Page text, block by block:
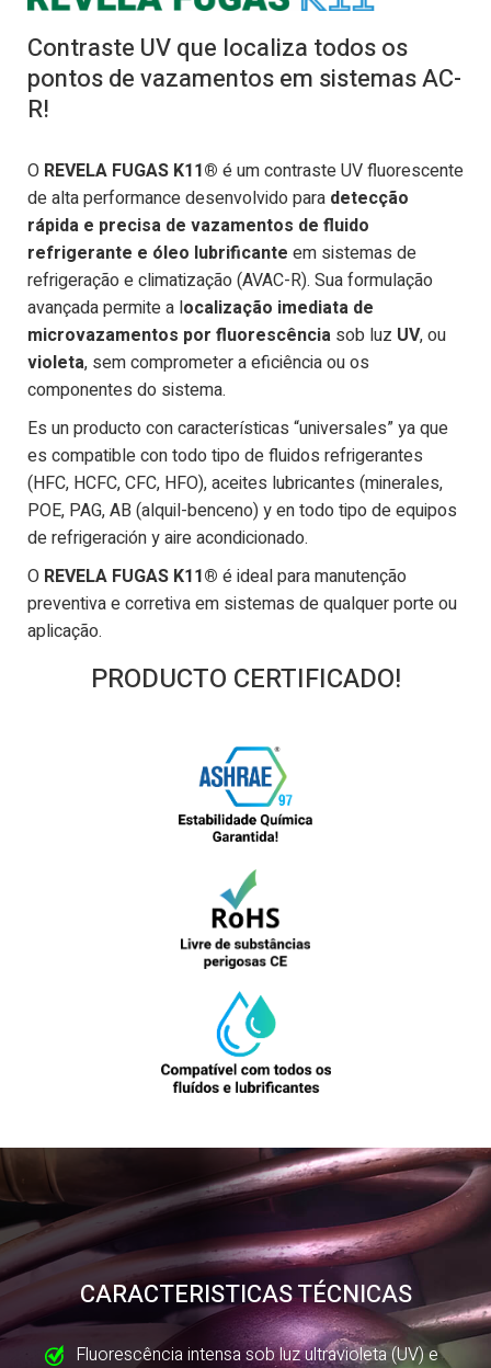
Contraste UV que localiza todos os
pontos de vazamentos em sistemas AC-
R!
O REVELA FUGAS K11® é um contraste UV fluorescente
de alta performance desenvolvido para detecção
rápida e precisa de vazamentos de fluido
refrigerante e óleo lubrificante em sistemas de
refrigeração e climatização (AVAC-R). Sua formulação
avançada permite a localização imediata de
microvazamentos por fluorescência sob luz UV, ou
violeta, sem comprometer a eficiência ou os
componentes do sistema.
Es un producto con características “universales” ya que
es compatible con todo tipo de fluidos refrigerantes
(HFC, HCFC, CFC, HFO), aceites lubricantes (minerales,
POE, PAG, AB (alquil-benceno) y en todo tipo de equipos
de refrigeración y aire acondicionado.
O REVELA FUGAS K11® é ideal para manutenção
preventiva e corretiva em sistemas de qualquer porte ou
aplicação.
PRODUCTO CERTIFICADO!
CARACTERISTICAS TÉCNICAS
Fluorescência intensa sob luz ultravioleta (UV) e